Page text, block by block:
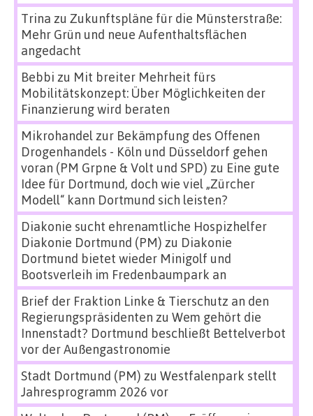
Trina zu Zukunftspläne für die Münsterstraße:
Mehr Grün und neue Aufenthaltsflächen
angedacht
Bebbi zu Mit breiter Mehrheit fürs
Mobilitätskonzept: Über Möglichkeiten der
Finanzierung wird beraten
Mikrohandel zur Bekämpfung des Offenen
Drogenhandels - Köln und Düsseldorf gehen
voran (PM Grpne & Volt und SPD) zu Eine gute
Idee für Dortmund, doch wie viel „Zürcher
Modell“ kann Dortmund sich leisten?
Diakonie sucht ehrenamtliche Hospizhelfer
Diakonie Dortmund (PM) zu Diakonie
Dortmund bietet wieder Minigolf und
Bootsverleih im Fredenbaumpark an
Brief der Fraktion Linke & Tierschutz an den
Regierungspräsidenten zu Wem gehört die
Innenstadt? Dortmund beschließt Bettelverbot
vor der Außengastronomie
Stadt Dortmund (PM) zu Westfalenpark stellt
Jahresprogramm 2026 vor